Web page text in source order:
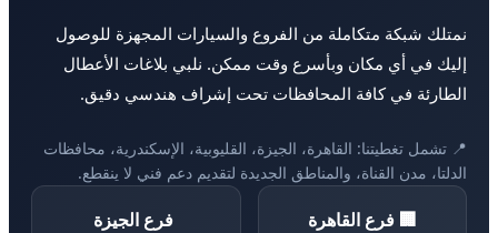
نمتلك شبكة متكاملة من الفروع والسيارات المجهزة للوصول
إليك في أي مكان وبأسرع وقت ممكن. نلبي بلاغات الأعطال
الطارئة في كافة المحافظات تحت إشراف هندسي دقيق.
📍 تشمل تغطيتنا: القاهرة، الجيزة، القليوبية، الإسكندرية، محافظات
الدلتا، مدن القناة، والمناطق الجديدة لتقديم دعم فني لا ينقطع.
🏢 فرع القاهرة فرع الجيزة